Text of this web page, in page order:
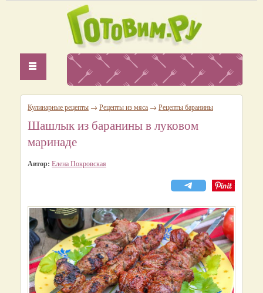
Кулинарные рецепты → Рецепты из мяса → Рецепты баранины
Шашлык из баранины в луковом
маринаде
Автор: Елена Покровская